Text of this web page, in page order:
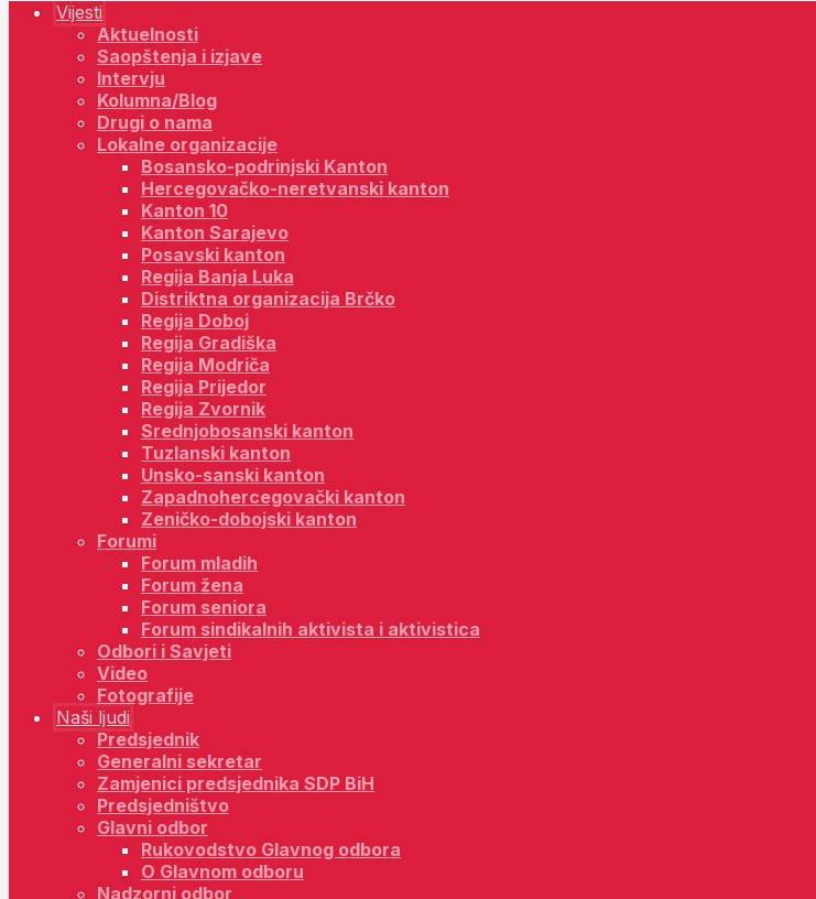
Vijesti
Aktuelnosti
Saopštenja i izjave
Intervju
Kolumna/Blog
Drugi o nama
Lokalne organizacije
Bosansko-podrinjski Kanton
Hercegovačko-neretvanski kanton
Kanton 10
Kanton Sarajevo
Posavski kanton
Regija Banja Luka
Distriktna organizacija Brčko
Regija Doboj
Regija Gradiška
Regija Modriča
Regija Prijedor
Regija Zvornik
Srednjobosanski kanton
Tuzlanski kanton
Unsko-sanski kanton
Zapadnohercegovački kanton
Zeničko-dobojski kanton
Forumi
Forum mladih
Forum žena
Forum seniora
Forum sindikalnih aktivista i aktivistica
Odbori i Savjeti
Video
Fotografije
Naši ljudi
Predsjednik
Generalni sekretar
Zamjenici predsjednika SDP BiH
Predsjedništvo
Glavni odbor
Rukovodstvo Glavnog odbora
O Glavnom odboru
Nadzorni odbor